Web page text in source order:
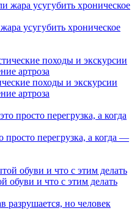
усугубить хроническое
походы и экскурсии
артроза
просто перегрузка, а когда —
обуви и что с этим делать